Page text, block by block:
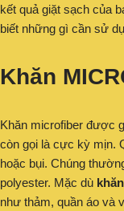
kết quả giặt sạch của
biết những gì cần sử
Khăn
Khăn microfiber được
còn gọi là cực kỳ mịn.
hoặc bụi. Chúng
polyester. Mặc dù
như thảm, quần áo và